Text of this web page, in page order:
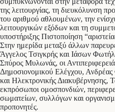
της λειτουργίας, τη διευκόλυνση
του αριθμού αθλουμένων, την
λειτουργικών εξόδων και τη
υποστήριξης Πιστοποίηση
Στην ημερίδα μεταξύ άλλων
Άγγελος Τσιγκρής και Ιάσων
Σπύρος Μυλωνάς, οι
Δημοσιονομικού Ελέγχου, Ανδρέας
και Ηλεκτρονικής Διακυβέρνησης,
εκπρόσωποι ομοσπονδιών,
σωματείων, συλλόγων και
προπονητές.